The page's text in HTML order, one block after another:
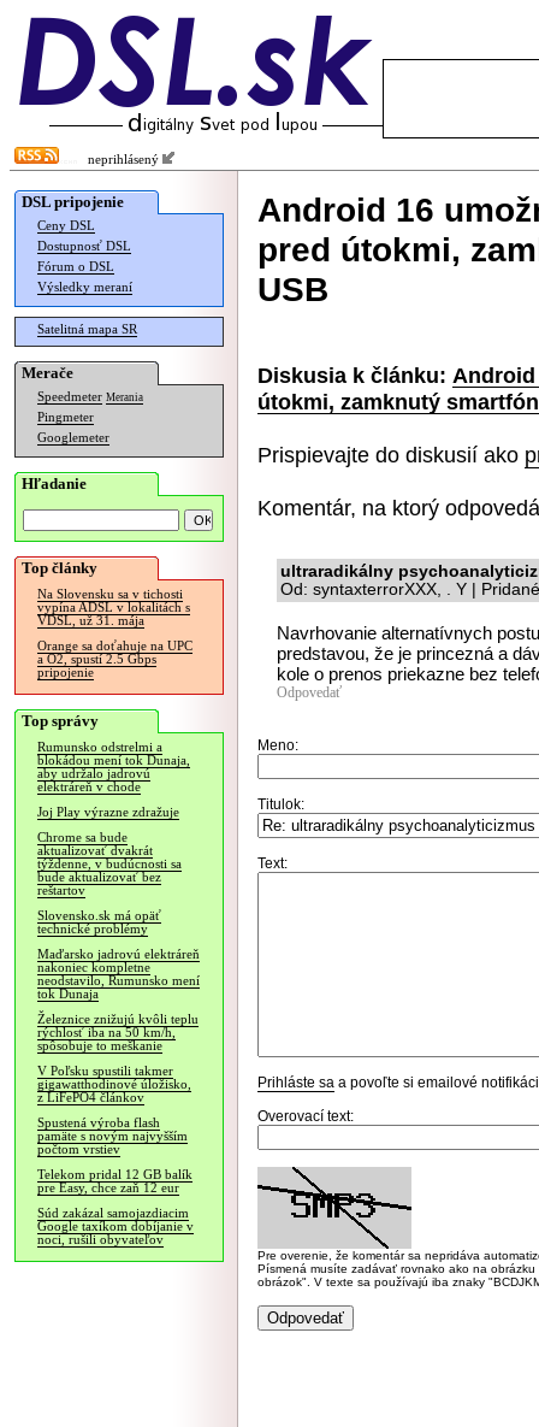
neprihlásený
DSL pripojenie
Ceny DSL
Dostupnosť DSL
Fórum o DSL
Výsledky meraní
Satelitná mapa SR
Merače
Speedmeter Merania
Pingmeter
Googlemeter
Hľadanie
Top články
Na Slovensku sa v tichosti
vypína ADSL v lokalitách s
VDSL, už 31. mája
Orange sa doťahuje na UPC
a O2, spustí 2.5 Gbps
pripojenie
Top správy
Rumunsko odstrelmi a
blokádou mení tok Dunaja,
aby udržalo jadrovú
elektráreň v chode
Joj Play výrazne zdražuje
Chrome sa bude
aktualizovať dvakrát
týždenne, v budúcnosti sa
bude aktualizovať bez
reštartov
Slovensko.sk má opäť
technické problémy
Maďarsko jadrovú elektráreň
nakoniec kompletne
neodstavilo, Rumunsko mení
tok Dunaja
Železnice znižujú kvôli teplu
rýchlosť iba na 50 km/h,
spôsobuje to meškanie
V Poľsku spustili takmer
gigawatthodinové úložisko,
z LiFePO4 článkov
Spustená výroba flash
pamäte s novým najvyšším
počtom vrstiev
Telekom pridal 12 GB balík
pre Easy, chce zaň 12 eur
Súd zakázal samojazdiacim
Google taxíkom dobíjanie v
noci, rušili obyvateľov
Android 16
pred útokmi,
USB
Diskusia k článku:
útokmi, zamknutý
Prispievajte do diskusií ako
Komentár, na ktorý
ultraradikálny
Od: syntaxterrorXXX, . Y |
Navrhovanie alternatívnych
predstavou, že je princezná a
kole o prenos priekazne bez
Odpovedať
Meno:
Titulok:
Text:
Prihláste sa a povoľte si emailové
Overovací text:
Pre overenie, že komentár sa nepridáva
Písmená musíte zadávať rovnako ako na
obrázok". V texte sa používajú iba znaky